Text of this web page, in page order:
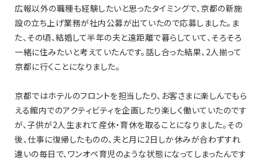
広報以外の職種も経験したいと思ったタイミングで、京都の新施
設の立ち上げ業務が社内公募が出ていたので応募しました。ま
た、その頃、結婚して半年の夫と遠距離で暮らしていて、そろそろ
一緒に住みたいと考えていたんです。話し合った結果、2人揃って
京都に行くことになりました。
京都ではホテルのフロントを担当したり、お客さまに楽しんでもら
える館内でのアクティビティを企画したり楽しく働いていたのです
が、子供が2人生まれて産休・育休を取ることになりました。その
後、仕事に復帰したものの、夫と月に2日しか休みが合わずすれ
違いの毎日で、ワンオペ育児のような状態になってしまったんです